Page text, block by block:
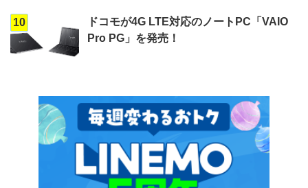
10
ドコモが4G LTE対応のノートPC「VAIO
Pro PG」を発売！